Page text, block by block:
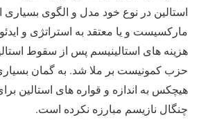
استالین در نوع خود مدل و الگوی بسیاری
مارکسیست و یا معتقد به استراتژی و
هزینه های استالینیسم پس از سقوط
حزب کمونیست بر ملا شد. به گمان
هیچکس به اندازه و قواره های استالین
چنگال نازیسم مبارزه نکرده است.